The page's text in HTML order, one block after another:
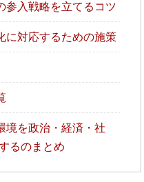
参入戦略を立てるコツ
に対応するための施策
境を政治・経済・社
るのまとめ